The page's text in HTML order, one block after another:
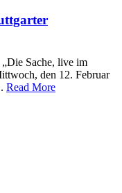
Sache, live im
den 12. Februar
Read More